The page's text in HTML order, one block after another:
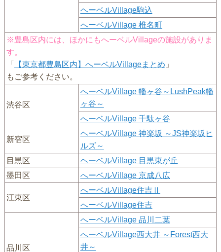
ヘーベルVillage駒込
へーベルVillage 椎名町
※豊島区内には、ほかにもへーベルVillageの施設がありま
す。
「
【東京都豊島区内】へーベルVillageまとめ 」
もご参考ください。
渋谷区
へーベルVillage 幡ヶ谷～LushPeak幡
ヶ谷～
へーベルVillage 千駄ヶ谷
新宿区
ヘーベルVillage 神楽坂 ～JS神楽坂ヒ
ルズ～
目黒区
ヘーベルVillage 目黒東が丘
墨田区
へーベルVillage 京成八広
江東区
へーベルVillage住吉Ⅱ
へーベルVillage住吉
品川区
へーベルVillage 品川二葉
へーベルVillage西大井 ～Forest西大
井～